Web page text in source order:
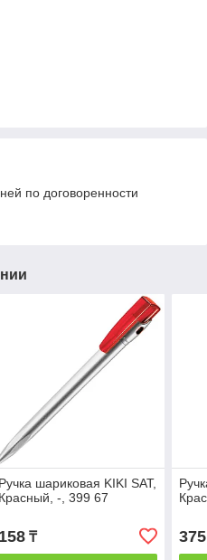
по договоренности
Ручка шариковая KIKI SAT,
Красный, -, 399 67
158₸ 375